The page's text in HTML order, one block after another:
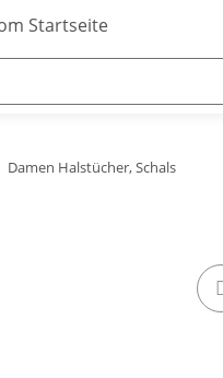
Damen Halstücher, Schals